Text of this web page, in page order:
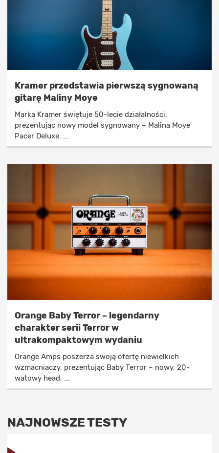
Kramer przedstawia pierwszą sygnowaną
gitarę Maliny Moye
Marka Kramer świętuje 50-lecie działalności,
prezentując nowy model sygnowany – Malina Moye
Pacer Deluxe. ...
Orange Baby Terror – legendarny
charakter serii Terror w
ultrakompaktowym wydaniu
Orange Amps poszerza swoją ofertę niewielkich
wzmacniaczy, prezentując Baby Terror – nowy, 20-
watowy head, ...
NAJNOWSZE TESTY